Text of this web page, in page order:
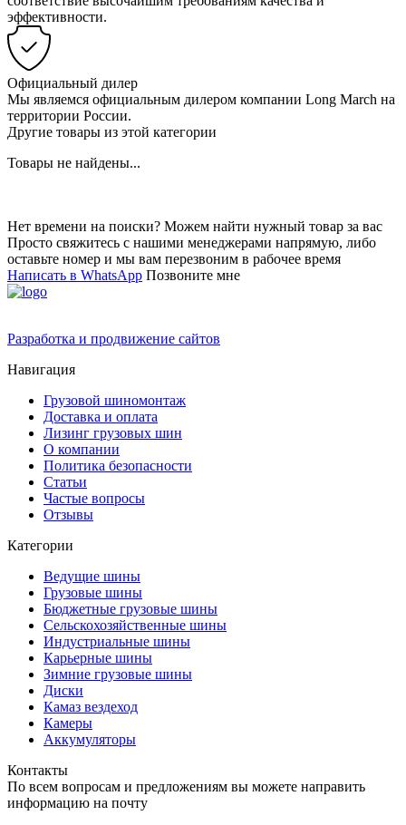
эффективности.
Официальный дилер
Мы являемся официальным дилером компании Long March на
территории России.
Другие товары из этой категории
Товары не найдены...
Нет времени на поиски? Можем найти нужный товар за вас
Просто свяжитесь с нашими менеджерами напрямую, либо
оставьте номер и мы вам перезвоним в рабочее время
Написать в WhatsApp Позвоните мне
Разработка и продвижение сайтов
Навигация
Грузовой шиномонтаж
Доставка и оплата
Лизинг грузовых шин
О компании
Политика безопасности
Статьи
Частые вопросы
Отзывы
Категории
Ведущие шины
Грузовые шины
Бюджетные грузовые шины
Сельскохозяйственные шины
Индустриальные шины
Карьерные шины
Зимние грузовые шины
Диски
Камаз вездеход
Камеры
Аккумуляторы
Контакты
По всем вопросам и предложениям вы можете направить
информацию на почту